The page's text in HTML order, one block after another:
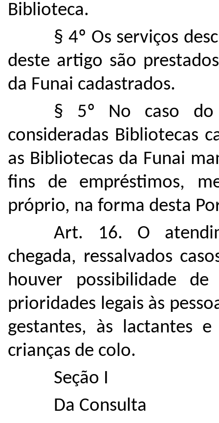
Biblioteca.
§ 4º Os serviços
deste artigo são
da Funai cadastrados.
§ 5º No caso do
consideradas Bibliotecas
as Bibliotecas da Funai
fins de empréstimos,
próprio, na forma desta
Art. 16. O
chegada, ressalvados
houver possibilidade de
prioridades legais às
gestantes, às lactantes
crianças de colo.
Seção I
Da Consulta